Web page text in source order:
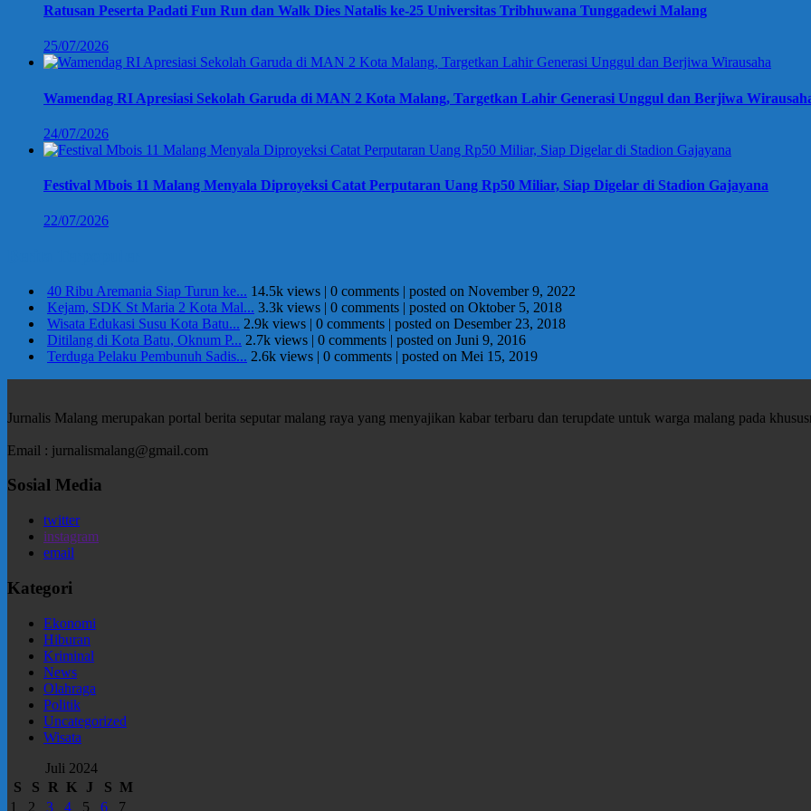
Ratusan Peserta Padati Fun Run dan Walk Dies Natalis ke-25 Universitas Tribhuwana Tunggadewi Malang
25/07/2026
Wamendag RI Apresiasi Sekolah Garuda di MAN 2 Kota Malang, Targetkan Lahir Generasi Unggul dan Berjiwa
24/07/2026
Festival Mbois 11 Malang Menyala Diproyeksi Catat Perputaran Uang Rp50 Miliar, Siap Digelar di Stadion Gajayana
22/07/2026
40 Ribu Aremania Siap Turun ke... 14.5k views | 0 comments | posted on November 9, 2022
Kejam, SDK St Maria 2 Kota Mal... 3.3k views | 0 comments | posted on Oktober 5, 2018
Wisata Edukasi Susu Kota Batu... 2.9k views | 0 comments | posted on Desember 23, 2018
Ditilang di Kota Batu, Oknum P... 2.7k views | 0 comments | posted on Juni 9, 2016
Terduga Pelaku Pembunuh Sadis... 2.6k views | 0 comments | posted on Mei 15, 2019
Jurnalis Malang merupakan portal berita seputar malang raya yang menyajikan kabar terbaru dan terupdate untuk warga malang pada
Email : jurnalismalang@gmail.com
Sosial Media
twitter
instagram
email
Kategori
Ekonomi
Hiburan
Kriminal
News
Olahraga
Politik
Uncategorized
Wisata
Juli 2024
S
S R K J S M
1
2 3 4 5 6 7